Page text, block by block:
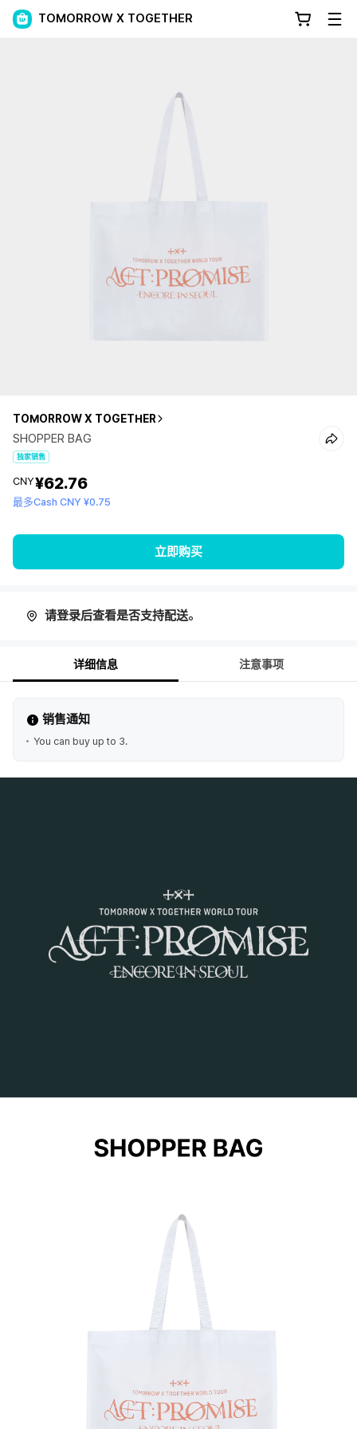
TOMORROW X TOGETHER
TOMORROW X TOGETHER
SHOPPER BAG
独家销售
CNY¥62.76
最多Cash CNY ¥0.75
立即购买
请登录后查看是否支持配送。
详细信息 注意事项
销售通知
You can buy up to 3.